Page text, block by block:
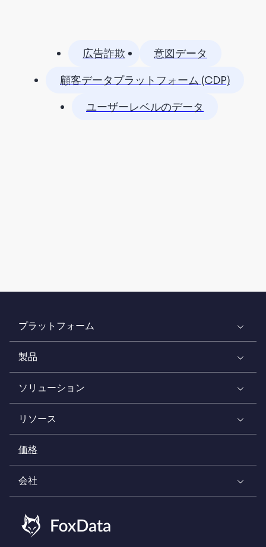
広告詐欺
意図データ
顧客データプラットフォーム (CDP)
ユーザーレベルのデータ
プラットフォーム
製品
ソリューション
リソース
価格
会社